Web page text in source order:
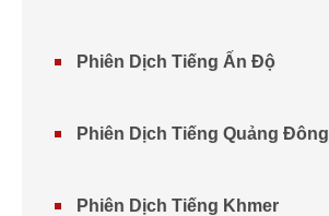
Phiên Dịch Tiếng Ấn Độ
Phiên Dịch Tiếng Quảng Đông
Phiên Dịch Tiếng Khmer